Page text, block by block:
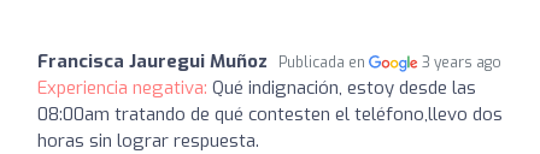
Francisca Jauregui Muñoz Publicada en 3 years ago
Experiencia negativa: Qué indignación, estoy desde las
08:00am tratando de qué contesten el teléfono,llevo dos
horas sin lograr respuesta.